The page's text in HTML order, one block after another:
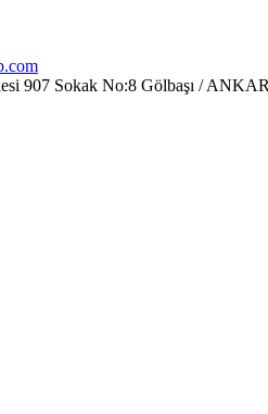
907 Sokak No:8 Gölbaşı /